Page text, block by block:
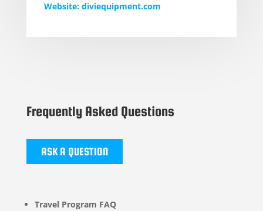
Website: diviequipment.com
Frequently Asked Questions
ASK A QUESTION
Travel Program FAQ